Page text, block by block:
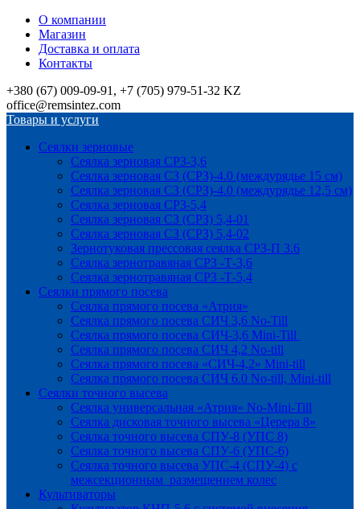
О компании
Магазин
Доставка и оплата
Контакты
+380 (67) 009-09-91, +7 (705) 979-51-32 KZ
office@remsintez.com
Товары и услуги
Сеялки зерновые
Сеялка зерновая СРЗ-3,6
Сеялка зерновая СЗ (СРЗ)-4.0 (междурядье 15 см)
Сеялка зерновая СЗ (СРЗ)-4.0 (междурядье 12,5 см)
Сеялка зерновая СРЗ-5,4
Сеялка зерновая СЗ (СРЗ) 5,4-01
Сеялка зерновая СЗ (СРЗ) 5,4-02
Зернотуковая прессовая сеялка СРЗ-П 3.6
Сеялка зернотравяная СРЗ -Т-3,6
Сеялка зернотравяная СРЗ -Т-5,4
Сеялки прямого посева
Сеялка прямого посева «Атрия»
Сеялка прямого посева СИЧ 3,6 No-Till
Сеялка прямого посева СИЧ-3,6 Mini-Till
Сеялка прямого посева СИЧ 4,2 No-till
Сеялка прямого посева «СИЧ-4,2» Mini-till
Сеялка прямого посева СИЧ 6.0 No-till, Mini-till
Сеялки точного высева
Сеялка универсальная «Атрия» No-Mini-Till
Сеялка дисковая точного высева «Церера 8»
Сеялка точного высева СПУ-8 (УПС 8)
Сеялка точного высева СПУ-6 (УПС-6)
Сеялка точного высева УПС-4 (СПУ-4) с
межсекционным размещением колес
Культиваторы